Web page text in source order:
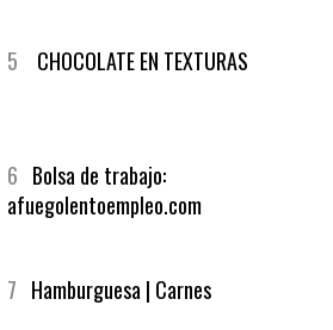
5 CHOCOLATE EN TEXTURAS
6 Bolsa de trabajo:
afuegolentoempleo.com
7 Hamburguesa | Carnes